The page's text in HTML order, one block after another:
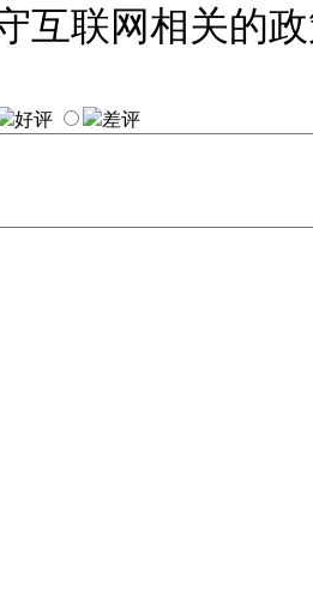
互联网相关的
好评 差评